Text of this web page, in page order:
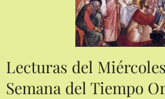
Lecturas del
Semana del Tiempo